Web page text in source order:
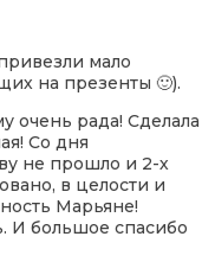
мало
на презенты 🙂).
очень рада! Сделала
Со дня
не прошло и 2-х
в целости и
Марьяне!
И большое спасибо